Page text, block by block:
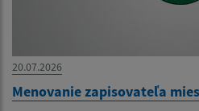
20.07.2026
Menovanie zapisovateľa